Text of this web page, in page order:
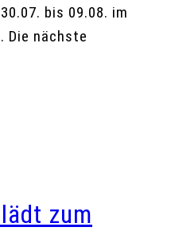
bis 09.08. im
Die nächste
zum